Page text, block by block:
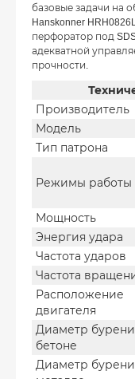
базовые задачи на
Hanskonner
перфоратор под
адекватной
прочности.
Производитель
Модель
Тип патрона
Режимы работы
Мощность
Энергия удара
Частота ударов
Частота
Расположение
двигателя
Диаметр
бетоне
Диаметр